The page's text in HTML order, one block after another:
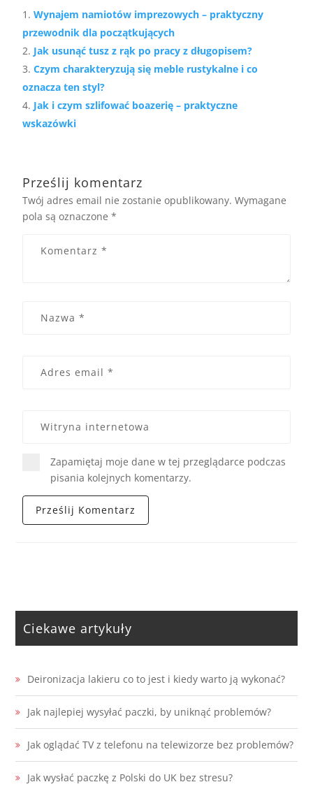
Wynajem namiotów imprezowych – praktyczny
przewodnik dla początkujących
Jak usunąć tusz z rąk po pracy z długopisem?
Czym charakteryzują się meble rustykalne i co
oznacza ten styl?
Jak i czym szlifować boazerię – praktyczne
wskazówki
Prześlij komentarz
Twój adres email nie zostanie opublikowany. Wymagane
pola są oznaczone*
Zapamiętaj moje dane w tej przeglądarce podczas
pisania kolejnych komentarzy.
Ciekawe artykuły
Deironizacja lakieru co to jest i kiedy warto ją wykonać?
Jak najlepiej wysyłać paczki, by uniknąć problemów?
Jak oglądać TV z telefonu na telewizorze bez problemów?
Jak wysłać paczkę z Polski do UK bez stresu?